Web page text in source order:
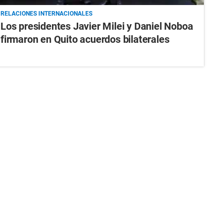
RELACIONES INTERNACIONALES
Los presidentes Javier Milei y Daniel Noboa
firmaron en Quito acuerdos bilaterales